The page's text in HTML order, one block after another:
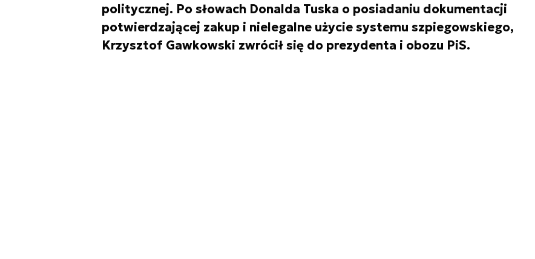
politycznej. Po słowach Donalda Tuska o posiadaniu dokumentacji
potwierdzającej zakup i nielegalne użycie systemu szpiegowskiego,
Krzysztof Gawkowski zwrócił się do prezydenta i obozu PiS.